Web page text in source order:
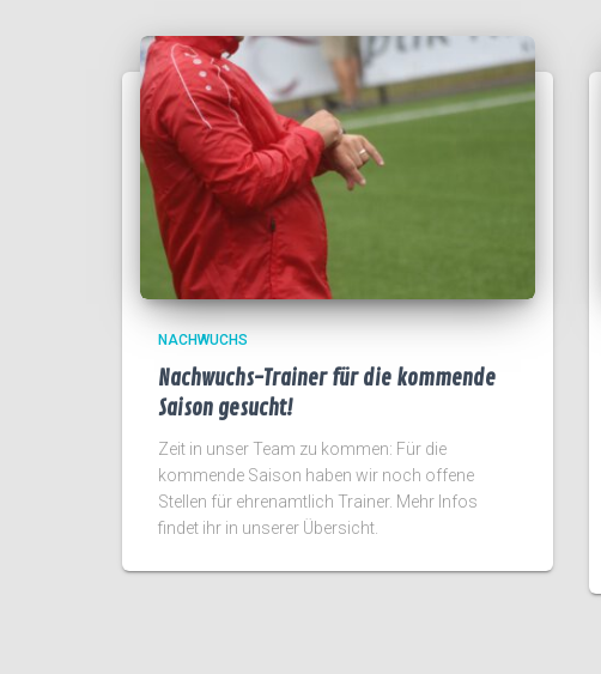
NACHWUCHS
Nachwuchs-Trainer für die kommende
Saison gesucht!
Zeit in unser Team zu kommen: Für die
kommende Saison haben wir noch offene
Stellen für ehrenamtlich Trainer. Mehr Infos
findet ihr in unserer Übersicht.